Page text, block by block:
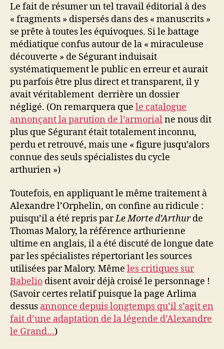
Le fait de résumer un tel travail éditorial à des
« fragments » dispersés dans des « manuscrits »
se prête à toutes les équivoques. Si le battage
médiatique confus autour de la « miraculeuse
découverte » de Ségurant induisait
systématiquement le public en erreur et aurait
pu parfois être plus direct et transparent, il y
avait véritablement derrière un dossier
négligé. (On remarquera que le catalogue
annonçant la parution de l’armorialne nous dit
plus que Ségurant était totalement inconnu,
perdu et retrouvé, mais une « figure jusqu’alors
connue des seuls spécialistes du cycle
arthurien »)
Toutefois, en appliquant le même traitement à
Alexandre l’Orphelin, on confine au ridicule :
puisqu’il a été repris parLe Morte d’Arthurde
Thomas Malory, la référence arthurienne
ultime en anglais, il a été discuté de longue date
par les spécialistes répertoriant les sources
utilisées par Malory. Même les critiques sur
Babelio disent avoir déjà croisé le personnage !
(Savoir certes relatif puisque la page Arlima
dessus annonce depuis longtemps qu’il s’agit en
fait d’une adaptation de la légende d’Alexandre
le Grand…)